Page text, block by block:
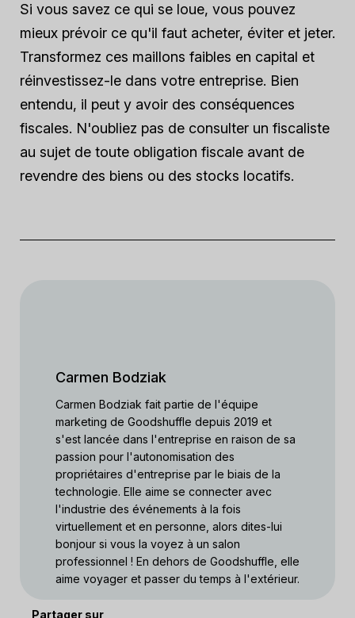
Si vous savez ce qui se loue, vous pouvez
mieux prévoir ce qu'il faut acheter, éviter et jeter.
Transformez ces maillons faibles en capital et
réinvestissez-le dans votre entreprise. Bien
entendu, il peut y avoir des conséquences
fiscales. N'oubliez pas de consulter un fiscaliste
au sujet de toute obligation fiscale avant de
revendre des biens ou des stocks locatifs.
Carmen Bodziak
Carmen Bodziak fait partie de l'équipe
marketing de Goodshuffle depuis 2019 et
s'est lancée dans l'entreprise en raison de sa
passion pour l'autonomisation des
propriétaires d'entreprise par le biais de la
technologie. Elle aime se connecter avec
l'industrie des événements à la fois
virtuellement et en personne, alors dites-lui
bonjour si vous la voyez à un salon
professionnel ! En dehors de Goodshuffle, elle
aime voyager et passer du temps à l'extérieur.
Partager sur